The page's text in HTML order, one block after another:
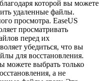
которой вы можете
удаленные файлы.
просмотра. EaseUS
просматривать
перед их
убедиться, что вы
для восстановления.
можете выбрать только
а не